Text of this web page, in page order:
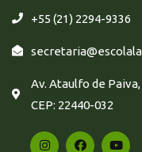
+55 (21) 2294-9336
Av. Ataulfo de
CEP: 22440-032